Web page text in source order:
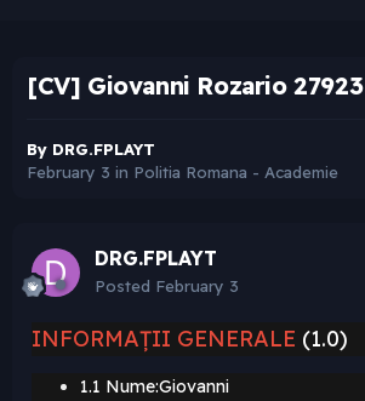
[CV] Giovanni Rozario 27923
By DRG.FPLAYT
February 3 in Politia Romana - Academie
DRG.FPLAYT
Posted February 3
INFORMAȚII GENERALE (1.0)
1.1 Nume:Giovanni